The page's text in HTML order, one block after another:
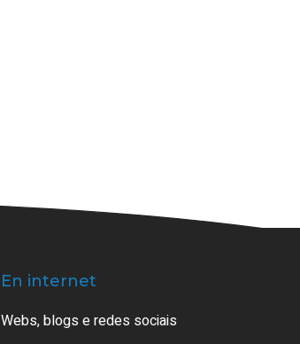
En internet
Webs, blogs e redes sociais